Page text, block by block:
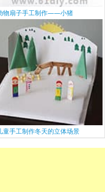
物扇子手工制作——小猪
童手工制作冬天的立体场景